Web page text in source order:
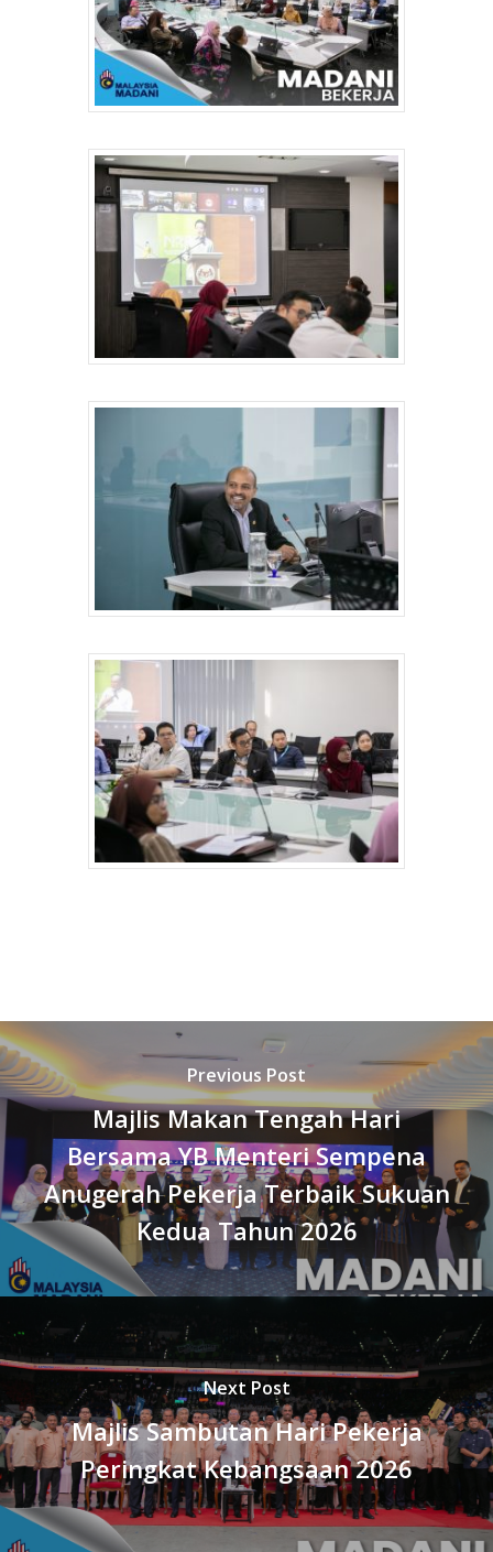
Previous Post
Majlis Makan Tengah Hari
Bersama YB Menteri Sempena
Anugerah Pekerja Terbaik Sukuan
Kedua Tahun 2026
Next Post
Majlis Sambutan Hari Pekerja
Peringkat Kebangsaan 2026